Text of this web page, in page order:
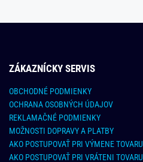
ZÁKAZNÍCKY SERVIS
OBCHODNÉ PODMIENKY
OCHRANA OSOBNÝCH ÚDAJOV
REKLAMAČNÉ PODMIENKY
MOŽNOSTI DOPRAVY A PLATBY
AKO POSTUPOVAŤ PRI VÝMENE TOVARU
AKO POSTUPOVAŤ PRI VRÁTENI TOVARU